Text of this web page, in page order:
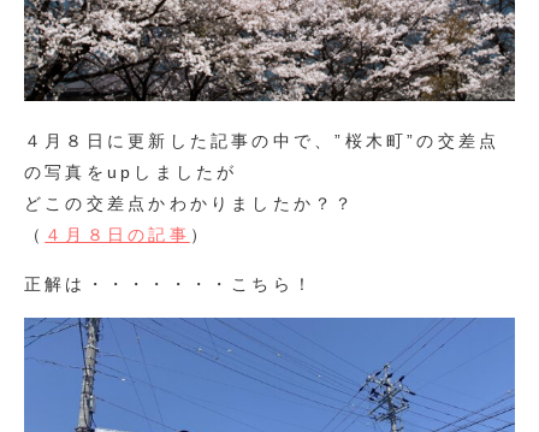
４月８日に更新した記事の中で、”桜木町”の交差点
の写真をupしましたが
どこの交差点かわかりましたか？？
（ ４月８日の記事 ）
正解は・・・・・・・こちら！